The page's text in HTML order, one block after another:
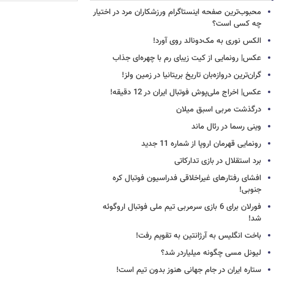
محبوب‌ترین صفحه اینستاگرام ورزشکاران مرد در اختیار
چه کسی است؟
الکس نوری به مک‌دونالد روی آورد!
عکس| رونمایی از کیت زیبای رم با چهره‌ای جذاب
گران‌ترین دروازه‌بان تاریخ بریتانیا در زمین ولز!
عکس| اخراج ملی‌پوش فوتبال ایران در 12 دقیقه!
درگذشت مربی اسبق میلان
وینی رسما در رئال ماند
رونمایی قهرمان اروپا از شماره 11 جدید
برد استقلال در بازی تدارکاتی
افشای رفتارهای غیراخلاقی فدراسیون فوتبال کره
جنوبی!
فورلان برای 6 بازی سرمربی تیم ملی فوتبال اروگوئه
شد!
باخت انگلیس به آرژانتین به تقویم رفت!
لیونل مسی چگونه میلیاردر شد؟
ستاره ایران در جام جهانی هنوز بدون تیم است!